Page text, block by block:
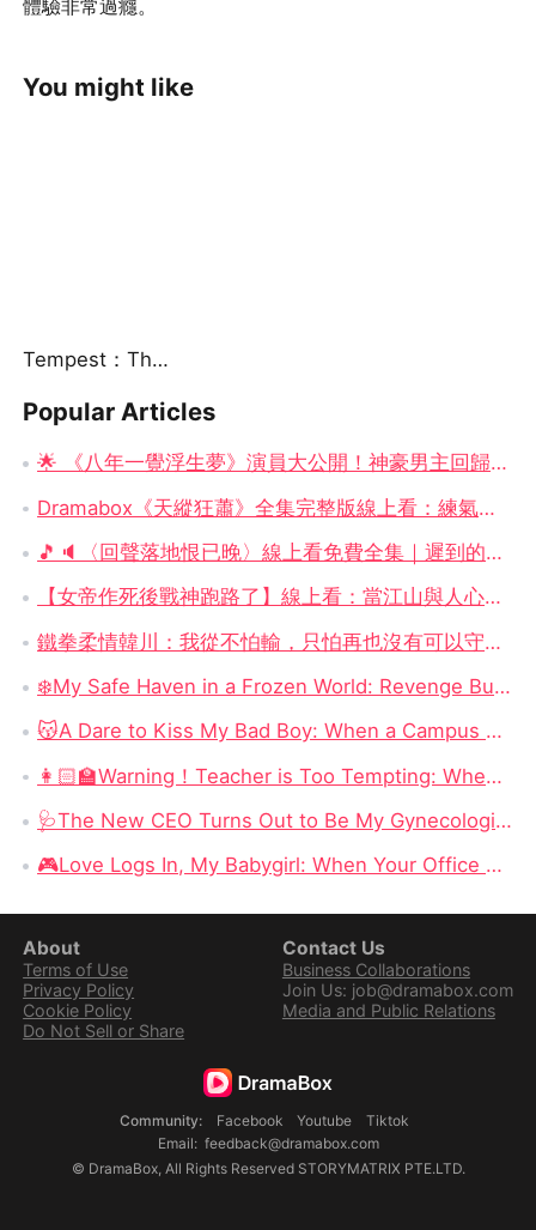
體驗非常過癮。
You might like
Tempest：The Last Mecha
Popular Articles
🌟 《八年一覺浮生夢》演員大公開！神豪男主回歸 × 女總裁崛起，你追了嗎？
Dramabox《天縱狂蕭》全集完整版線上看：練氣一百萬重天，究竟是廢柴還是天才？
🎵🔈〈回聲落地恨已晚〉線上看免費全集｜遲到的回聲、贈你光明的人，永遠是最痛的牽掛
【女帝作死後戰神跑路了】線上看：當江山與人心一起輸掉，誰還會留下來？
鐵拳柔情韓川：我從不怕輸，只怕再也沒有可以守住的人
❄️My Safe Haven in a Frozen World: Revenge Burns Bright in an Endless Winter
😽A Dare to Kiss My Bad Boy: When a Campus Scandal Becomes an Unexpected Love Story
👩🏻‍🏫Warning！Teacher is Too Tempting: When a Seduction Game Turns Into a Battle of Wits
🩺The New CEO Turns Out to Be My Gynecologist: Desire, Betrayal, and a Dangerous Office Power Game
​🎮Love Logs In, My Babygirl: When Your Office Enemy Is Secretly Your Online Lover
About
Terms of Use
Privacy Policy
Cookie Policy
Do Not Sell or Share
Contact Us
Business Collaborations
Join Us: job@dramabox.com
Media and Public Relations
Community: Facebook Youtube
Tiktok
Email: feedback@dramabox.com
© DramaBox, All Rights Reserved STORYMATRIX PTE.LTD.